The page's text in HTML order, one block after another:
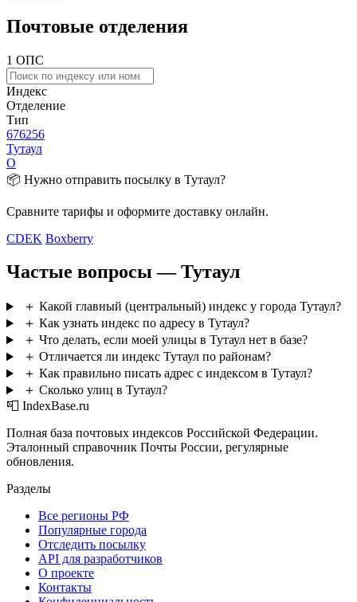
Почтовые отделения
1 ОПС
Индекс
Отделение
Тип
676256
Тутаул
О
📦 Нужно отправить посылку в Тутаул?
Сравните тарифы и оформите доставку онлайн.
CDEK Boxberry
Частые вопросы — Тутаул
＋ Какой главный (центральный) индекс у города Тутаул?
＋ Как узнать индекс по адресу в Тутаул?
＋ Что делать, если моей улицы в Тутаул нет в базе?
＋ Отличается ли индекс Тутаул по районам?
＋ Как правильно писать адрес с индексом в Тутаул?
＋ Сколько улиц в Тутаул?
📮 IndexBase.ru
Полная база почтовых индексов Российской Федерации.
Эталонный справочник Почты России, регулярные
обновления.
Разделы
Все регионы РФ
Популярные города
Отследить посылку
API для разработчиков
О проекте
Контакты